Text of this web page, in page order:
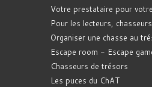
Votre prestataire pour
Pour les lecteurs,
Organiser une chasse au
Escape room - Escape
Chasseurs de trésors
Les puces du ChAT